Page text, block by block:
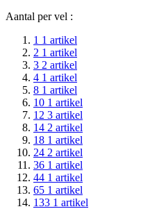
Aantal per vel :
1 1 artikel
2 1 artikel
3 2 artikel
4 1 artikel
8 1 artikel
10 1 artikel
12 3 artikel
14 2 artikel
18 1 artikel
24 2 artikel
36 1 artikel
44 1 artikel
65 1 artikel
133 1 artikel